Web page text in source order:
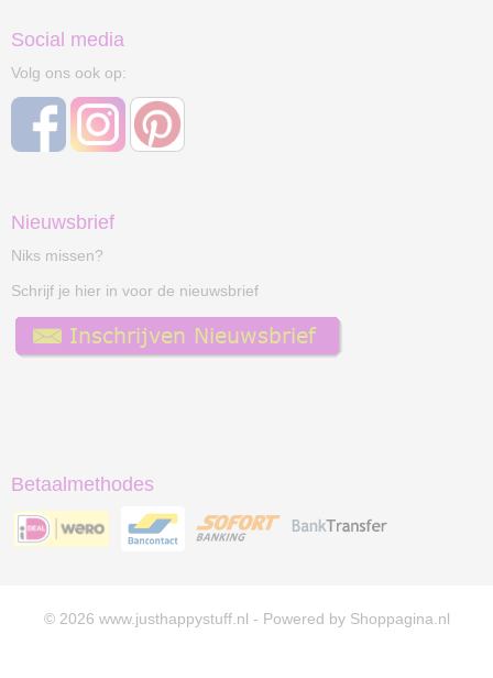
Social media
Volg ons ook op:
Nieuwsbrief
Niks missen?
Schrijf je hier in voor de nieuwsbrief
Betaalmethodes
© 2026 www.justhappystuff.nl - Powered by Shoppagina.nl